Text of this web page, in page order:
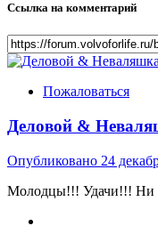
Ссылка на комментарий
Пожаловаться
Деловой &
Опубликовано 24
Молодцы!!! Удачи!!! Ни